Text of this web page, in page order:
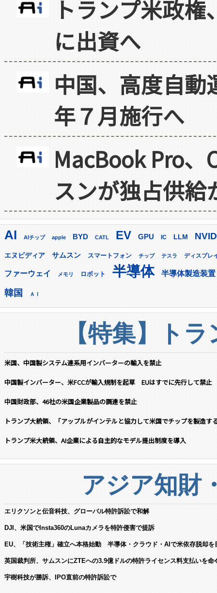
トランプ米政
に出資へ
中国、高度自
年７月施行へ
MacBook Pro
スンが独占供給
AI AIチップ apple BYD CATL EV GPU IC LLM
エヌビディア サムスン スマートフォン チップ テスラ ディスプレ
ファーウェイ メモリ ロボット 半導体 半導体製造装置
韓国 ＡＩ
【特集】ト
米国、中国製システム連系用インバーターの輸入を禁止
中国製インバーター、米FCCが輸入規制を起草 EUはすでに先行して禁止
中国財政部、46社の米国企業製品の調達を禁止
トランプ大統領、「アップルがインテルと協力して米国でチップを製造す
トランプ米大統領、AI企業による自主的なモデル提出制度を導入
アジア知財
エリクソンと伝音科技、グローバル特許訴訟で和解
DJI、米国でInsta360のLunaカメラを特許侵害で提訴
EU、「技術主権」確立へ本格始動 半導体・クラウド・AIで米依存脱却を
英国裁判所、サムスンにZTEへの3.9億ドルの特許ライセンス料支払いを命
宇樹科技が勝訴、IPO直前の特許訴訟で